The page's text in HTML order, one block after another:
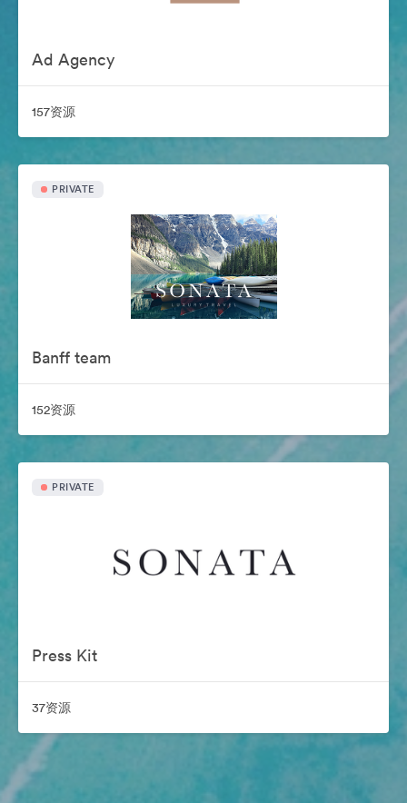
Ad Agency
157资源
PRIVATE
Banff team
152资源
PRIVATE
Press Kit
37资源